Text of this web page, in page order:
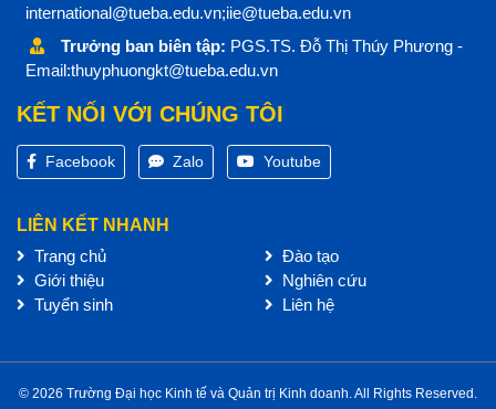
international@tueba.edu.vn;iie@tueba.edu.vn
Trưởng ban biên tập: PGS.TS. Đỗ Thị Thúy Phương -
Email:thuyphuongkt@tueba.edu.vn
KẾT NỐI VỚI CHÚNG TÔI
Facebook Zalo Youtube
LIÊN KẾT NHANH
Trang chủ
Giới thiệu
Tuyển sinh
Đào tạo
Nghiên cứu
Liên hệ
© 2026 Trường Đại học Kinh tế và Quản trị Kinh doanh. All Rights Reserved.